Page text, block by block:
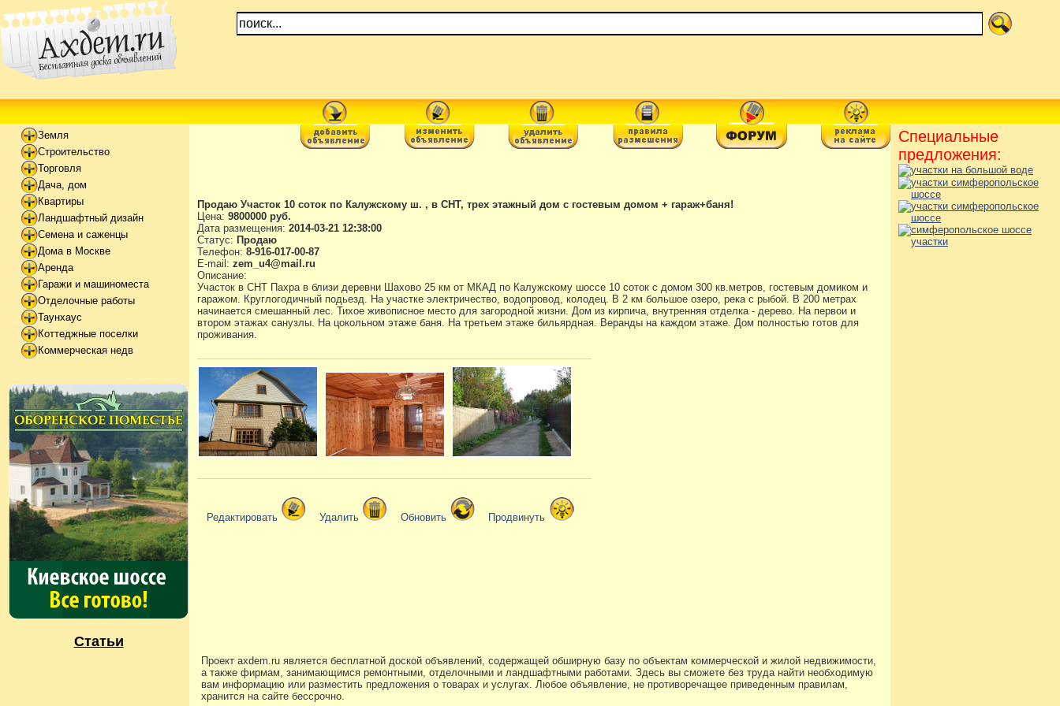
Земля
Строительство
Торговля
Дача, дом
Квартиры
Ландшафтный дизайн
Семена и саженцы
Дома в Москве
Аренда
Гаражи и машиноместа
Отделочные работы
Таунхаус
Коттеджные поселки
Коммерческая недв
Статьи
Продаю Участок 10 соток по Калужскому ш. , в СНТ, трех этажный дом с гостевым домом + гараж+баня!
Цена: 9800000 руб.
Дата размещения: 2014-03-21 12:38:00
Статус: Продаю
Телефон: 8-916-017-00-87
E-mail: zem_u4@mail.ru
Описание:
Участок в СНТ Пахра в близи деревни Шахово 25 км от МКАД по Калужскому шоссе 10 соток с домом 300 кв.метров, гостевым домиком и
гаражом. Круглогодичный подьезд. На участке электричество, водопровод, колодец. В 2 км большое озеро, река с рыбой. В 200 метрах
начинается смешанный лес. Тихое живописное место для загородной жизни. Дом из кирпича, внутренняя отделка - дерево. На первои и
втором этажах санузлы. На цокольном этаже баня. На третьем этаже бильярдная. Веранды на каждом этаже. Дом полностью готов для
проживания.
Редактировать Удалить Обновить Продвинуть
Специальные
предложения:
Проект axdem.ru является бесплатной доской объявлений, содержащей обширную базу по объектам коммерческой и жилой недвижимости,
а также фирмам, занимающимся ремонтными, отделочными и ландшафтными работами. Здесь вы сможете без труда найти необходимую
вам информацию или разместить предложения о товарах и услугах. Любое объявление, не противоречащее приведенным правилам,
хранится на сайте бессрочно.